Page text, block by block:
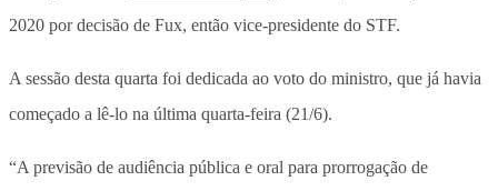
2020 por decisão de Fux, então vice-presidente do STF.
A sessão desta quarta foi dedicada ao voto do ministro, que já havia
começado a lê-lo na última quarta-feira (21/6).
“A previsão de audiência pública e oral para prorrogação de